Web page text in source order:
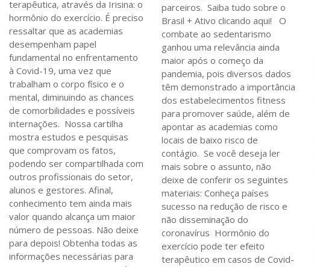
terapêutica, através da Irisina: o
hormônio do exercício. É preciso
ressaltar que as academias
desempenham papel
fundamental no enfrentamento
à Covid-19, uma vez que
trabalham o corpo físico e o
mental, diminuindo as chances
de comorbilidades e possíveis
internações. Nossa cartilha
mostra estudos e pesquisas
que comprovam os fatos,
podendo ser compartilhada com
outros profissionais do setor,
alunos e gestores. Afinal,
conhecimento tem ainda mais
valor quando alcança um maior
número de pessoas. Não deixe
para depois! Obtenha todas as
informações necessárias para
parceiros. Saiba tudo sobre o
Brasil + Ativo clicando aqui! O
combate ao sedentarismo
ganhou uma relevância ainda
maior após o começo da
pandemia, pois diversos dados
têm demonstrado a importância
dos estabelecimentos fitness
para promover saúde, além de
apontar as academias como
locais de baixo risco de
contágio. Se você deseja ler
mais sobre o assunto, não
deixe de conferir os seguintes
materiais: Conheça países
sucesso na redução de risco e
não disseminação do
coronavírus Hormônio do
exercício pode ter efeito
terapêutico em casos de Covid-